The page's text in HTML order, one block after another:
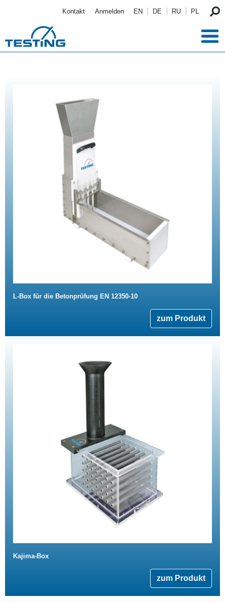
Kontakt Anmelden EN DE RU PL
L-Box für die Betonprüfung EN 12350-10
zum Produkt
Kajima-Box
zum Produkt